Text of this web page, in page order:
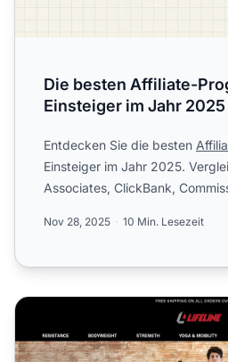
Die besten Affiliate-
Einsteiger im Jahr 2025
Entdecken Sie die besten
Einsteiger im Jahr 2025.
Associates, ClickBank,
Nov 28, 2025 10 Min. Lesezeit
Lifeline Fitness Affiliate-